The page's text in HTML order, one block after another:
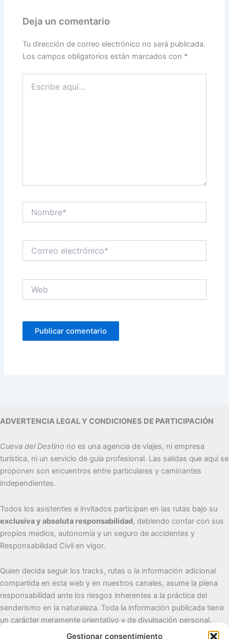
Gestionar consentimiento
Deja un comentario
Tu dirección de correo electrónico no será publicada.
Los campos obligatorios están marcados con *
aquí...
electrónico*
ADVERTENCIA LEGAL Y CONDICIONES DE PARTICIPACIÓN
Cueva del Destino no es una agencia de viajes, ni empresa
turística, ni un servicio de guía profesional. Las salidas que aquí se
proponen son encuentros entre particulares y caminantes
independientes.
Todos los asistentes e invitados participan en las rutas bajo su
exclusiva y absoluta responsabilidad, debiendo contar con sus
propios medios, autonomía y un seguro de accidentes y
Responsabilidad Civil en vigor.
Quien decida seguir los tracks, rutas o la información adicional
compartida en esta web y en nuestros canales, asume la plena
responsabilidad ante los riesgos inherentes a la práctica del
senderismo en la naturaleza. Toda la información publicada tiene
un carácter meramente orientativo y de divulgación personal.